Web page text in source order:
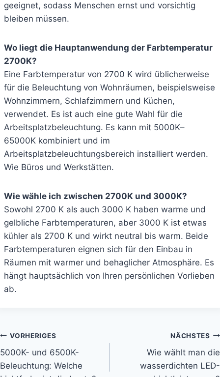
geeignet, sodass Menschen ernst und vorsichtig
bleiben müssen.
Wo liegt die Hauptanwendung der Farbtemperatur
2700K?
Eine Farbtemperatur von 2700 K wird üblicherweise
für die Beleuchtung von Wohnräumen, beispielsweise
Wohnzimmern, Schlafzimmern und Küchen,
verwendet. Es ist auch eine gute Wahl für die
Arbeitsplatzbeleuchtung. Es kann mit 5000K–
65000K kombiniert und im
Arbeitsplatzbeleuchtungsbereich installiert werden.
Wie Büros und Werkstätten.
Wie wähle ich zwischen 2700K und 3000K?
Sowohl 2700 K als auch 3000 K haben warme und
gelbliche Farbtemperaturen, aber 3000 K ist etwas
kühler als 2700 K und wirkt neutral bis warm. Beide
Farbtemperaturen eignen sich für den Einbau in
Räumen mit warmer und behaglicher Atmosphäre. Es
hängt hauptsächlich von Ihren persönlichen Vorlieben
ab.
VORHERIGES
5000K- und 6500K-
Beleuchtung: Welche
NÄCHSTES
Wie wählt man die
wasserdichten LED-